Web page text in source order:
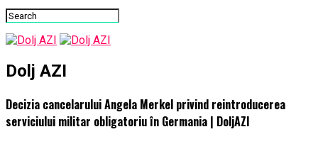
Dolj AZI
Decizia cancelarului Angela Merkel privind reintroducerea
serviciului militar obligatoriu în Germania | DoljAZI